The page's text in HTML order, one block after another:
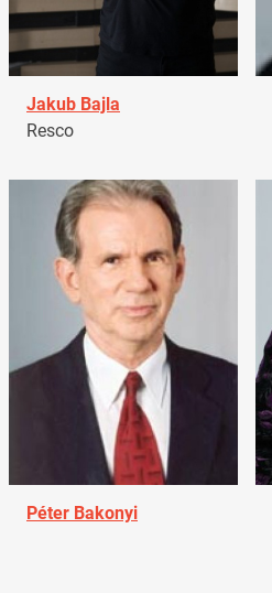
Jakub Bajla
Resco
Péter Bakonyi